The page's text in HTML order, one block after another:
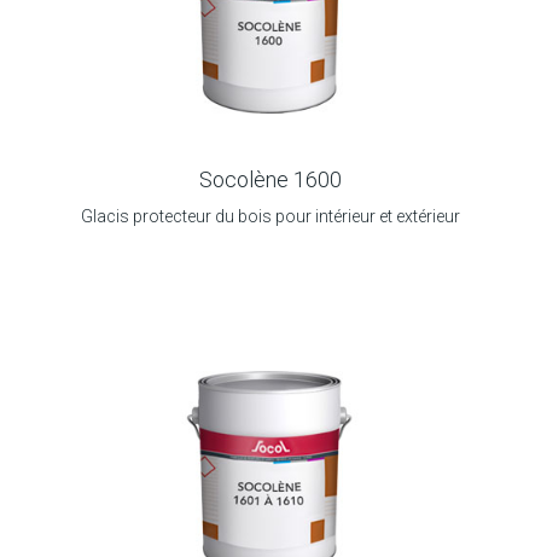
Socolène 1600
Glacis protecteur du bois pour intérieur et extérieur